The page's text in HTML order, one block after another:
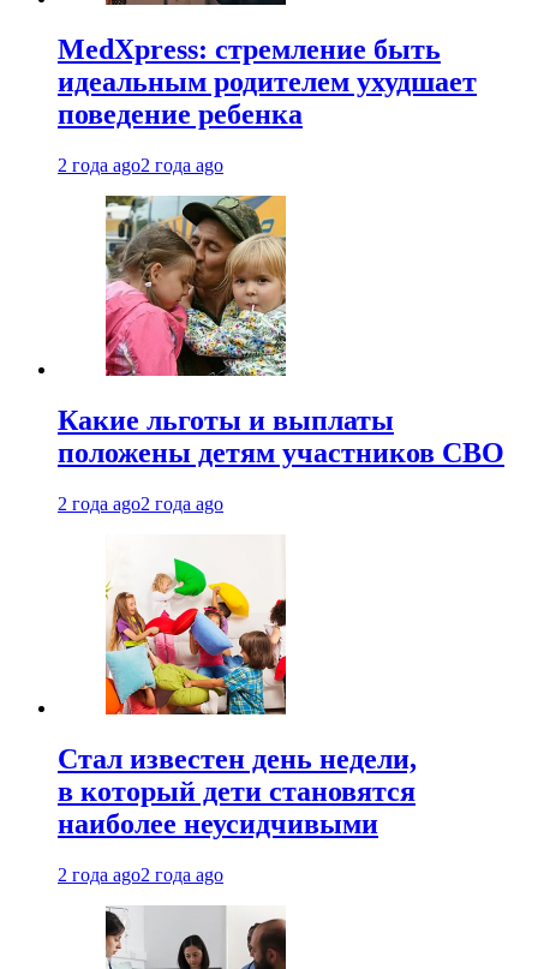
MedXpress: стремление быть
идеальным родителем ухудшает
поведение ребенка
2 года ago2 года ago
Какие льготы и выплаты
положены детям участников СВО
2 года ago2 года ago
Стал известен день недели,
в который дети становятся
наиболее неусидчивыми
2 года ago2 года ago